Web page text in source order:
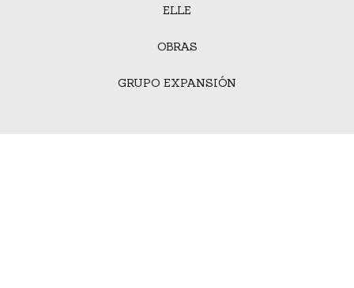
ELLE
OBRAS
GRUPO EXPANSIÓN